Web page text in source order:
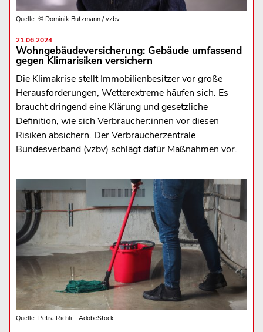
Quelle: © Dominik Butzmann / vzbv
21.06.2024
Wohngebäudeversicherung: Gebäude umfassend
gegen Klimarisiken versichern
Die Klimakrise stellt Immobilienbesitzer vor große
Herausforderungen, Wetterextreme häufen sich. Es
braucht dringend eine Klärung und gesetzliche
Definition, wie sich Verbraucher:innen vor diesen
Risiken absichern. Der Verbraucherzentrale
Bundesverband (vzbv) schlägt dafür Maßnahmen vor.
Quelle: Petra Richli - AdobeStock